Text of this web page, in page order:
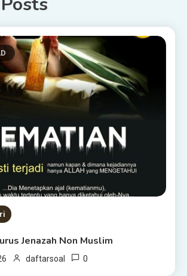
Jenazah Non Muslim
daftarsoal 0